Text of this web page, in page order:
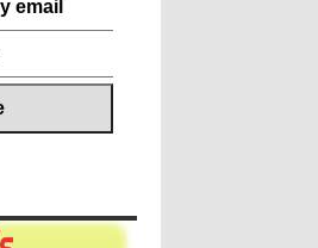
email